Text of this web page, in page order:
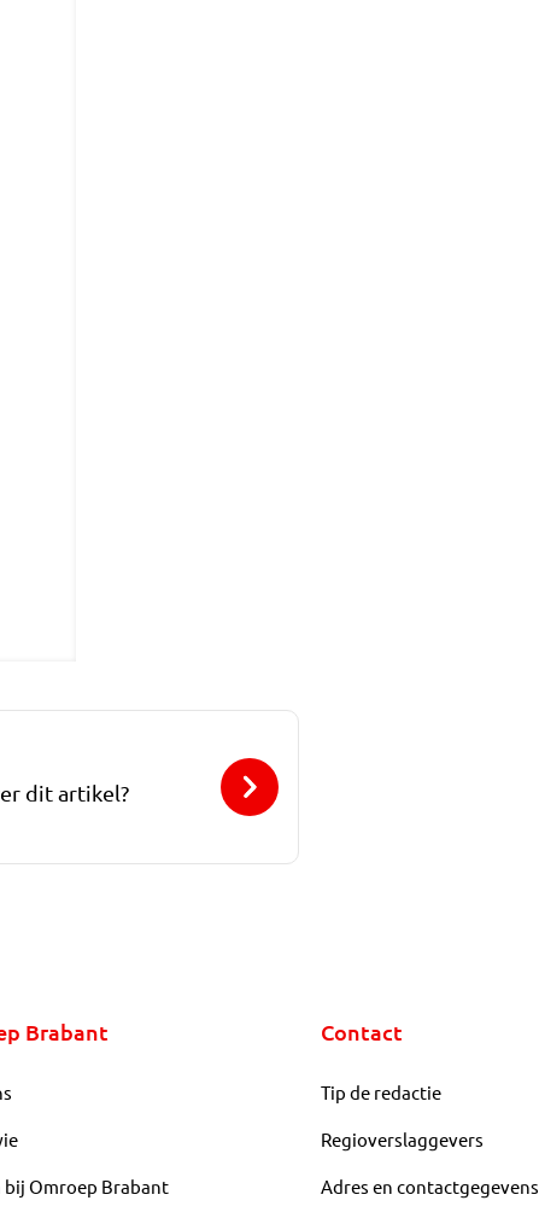
dit artikel?
Brabant
bij Omroep Brabant
Contact
Tip de redactie
Regioverslaggevers
Adres en contactgegevens